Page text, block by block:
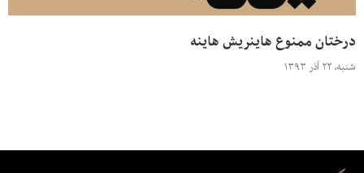
درختان ممنوع هاینریش هاینه
شنبه، ۲۲ آذر ۱۳۹۳